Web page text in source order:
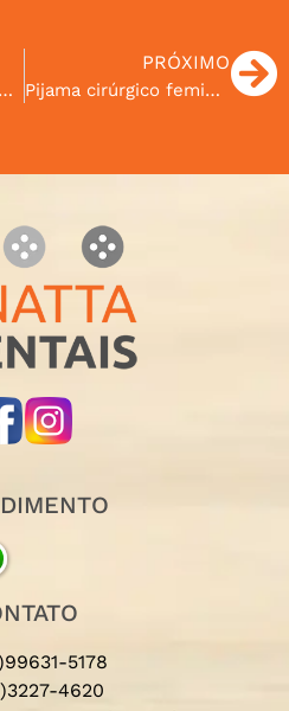
Pijama cirúrgico feminino frente gatinhos e laterais cinza cod.04
PRÓXIMO
Pijama cirúrgico feminino cinza com detalhes em azul marinho cod.06
5178
4620